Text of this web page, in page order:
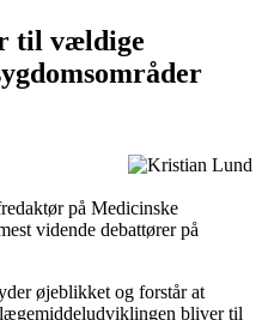
til vældige
på Medicinske
vidende debattører på
øjeblikket og forstår at
bliver til